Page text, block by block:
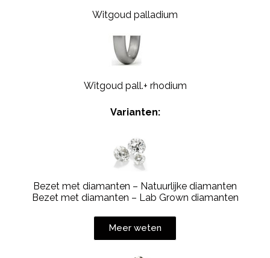
Witgoud palladium
Witgoud pall.+ rhodium
Varianten:
Bezet met diamanten – Natuurlijke diamanten
Bezet met diamanten – Lab Grown diamanten
Meer weten